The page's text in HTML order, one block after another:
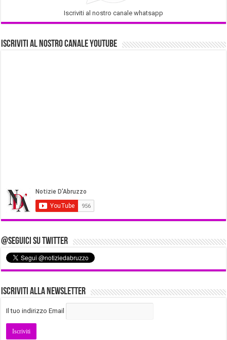
Iscriviti al nostro canale whatsapp
Iscriviti al nostro Canale Youtube
@Seguici su Twitter
Iscriviti alla Newsletter
Il tuo indirizzo Email